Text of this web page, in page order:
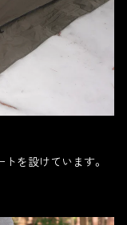
を設けています。